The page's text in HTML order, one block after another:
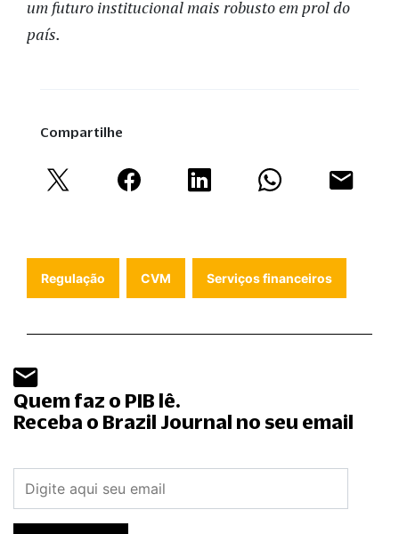
um futuro institucional mais robusto em prol do
país.
Compartilhe
Regulação CVM Serviços financeiros
Quem faz o PIB lê.
Receba o Brazil Journal no seu email